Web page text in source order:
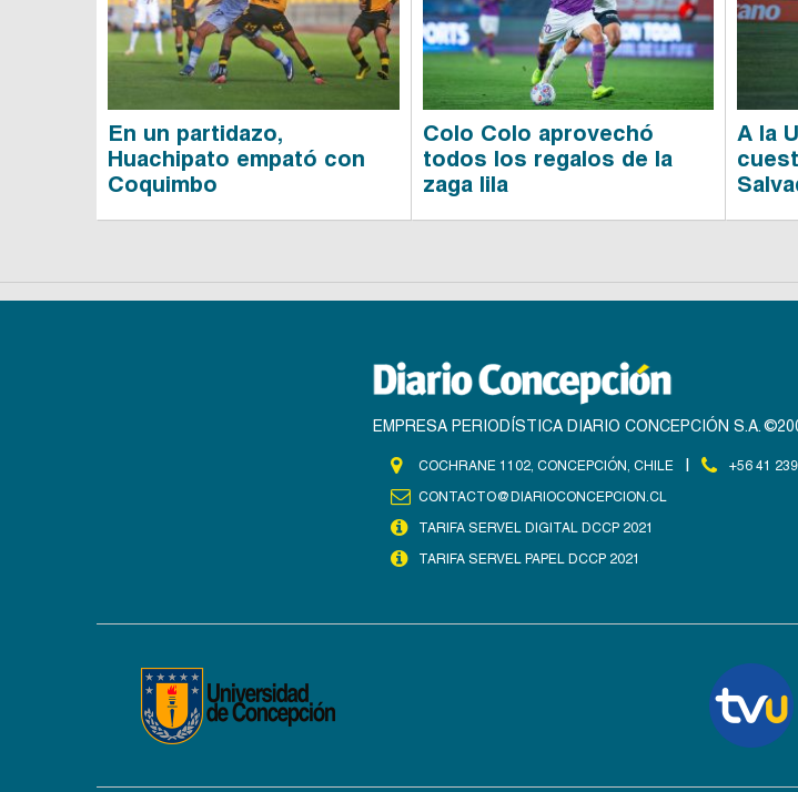
En un partidazo,
Huachipato empató con
Coquimbo
Colo Colo aprovechó
todos los regalos de la
zaga lila
A la
EMPRESA PERIODÍSTICA DIARIO CONCEPCIÓN S.A.
COCHRANE 1102, CONCEPCIÓN, CHILE
+56 41
CONTACTO@DIARIOCONCEPCION.CL
TARIFA SERVEL DIGITAL DCCP 2021
TARIFA SERVEL PAPEL DCCP 2021